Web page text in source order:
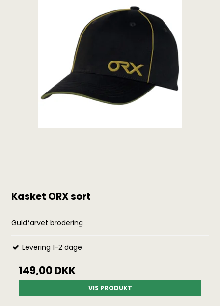
Kasket ORX sort
Guldfarvet brodering
Levering 1-2 dage
149,00 DKK
VIS PRODUKT